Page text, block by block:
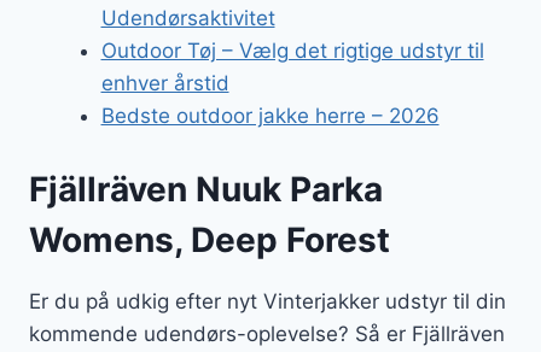
Udendørsaktivitet
Outdoor Tøj – Vælg det rigtige udstyr til
enhver årstid
Bedste outdoor jakke herre – 2026
Fjällräven Nuuk Parka
Womens, Deep Forest
Er du på udkig efter nyt Vinterjakker udstyr til din
kommende udendørs-oplevelse? Så er Fjällräven